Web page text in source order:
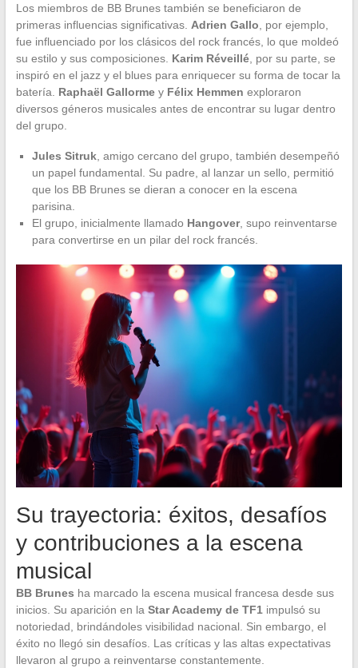
Los miembros de BB Brunes también se beneficiaron de
primeras influencias significativas. Adrien Gallo , por ejemplo,
fue influenciado por los clásicos del rock francés, lo que moldeó
su estilo y sus composiciones. Karim Réveillé, por su parte, se
inspiró en el jazz y el blues para enriquecer su forma de tocar la
batería. Raphaël Gallormey Félix Hemmen exploraron
diversos géneros musicales antes de encontrar su lugar dentro
del grupo.
Jules Sitruk, amigo cercano del grupo, también desempeñó
un papel fundamental. Su padre, al lanzar un sello, permitió
que los BB Brunes se dieran a conocer en la escena
parisina.
El grupo, inicialmente llamado Hangover, supo reinventarse
para convertirse en un pilar del rock francés.
Su trayectoria: éxitos, desafíos
y contribuciones a la escena
musical
BB Brunes ha marcado la escena musical francesa desde sus
inicios. Su aparición en la Star Academy de TF1impulsó su
notoriedad, brindándoles visibilidad nacional. Sin embargo, el
éxito no llegó sin desafíos. Las críticas y las altas expectativas
llevaron al grupo a reinventarse constantemente.